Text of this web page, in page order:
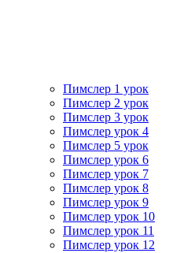
Пимслер 1 урок
Пимслер 2 урок
Пимслер 3 урок
Пимслер урок 4
Пимслер 5 урок
Пимслер урок 6
Пимслер урок 7
Пимслер урок 8
Пимслер урок 9
Пимслер урок 10
Пимслер урок 11
Пимслер урок 12